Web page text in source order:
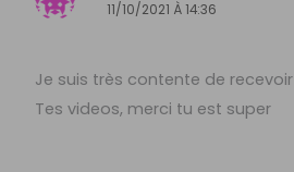
11/10/2021 À 14:36
Je suis très contente de recevoir
Tes videos, merci tu est super